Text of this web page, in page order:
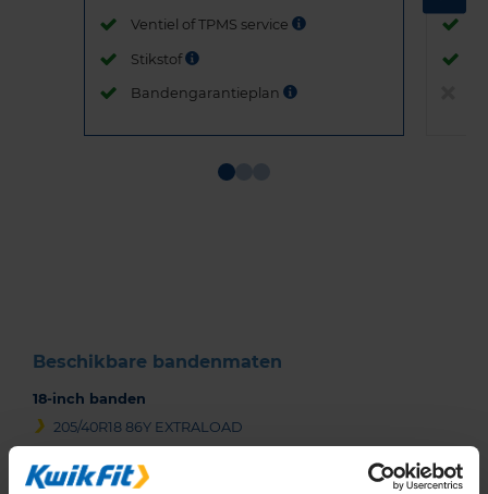
Ventiel of TPMS service
Stikstof
Bandengarantieplan
Beschikbare bandenmaten
18-inch banden
205/40R18 86Y EXTRALOAD
225/40R18 92Y EXTRALOAD